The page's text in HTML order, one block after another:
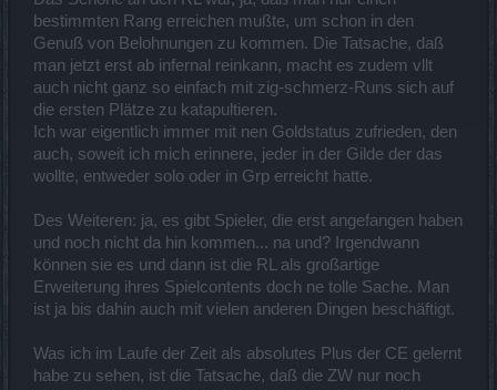
bestimmten Rang erreichen mußte, um schon in den
Genuß von Belohnungen zu kommen. Die Tatsache, daß
man jetzt erst ab infernal reinkann, macht es zudem vllt
auch nicht ganz so einfach mit zig-schmerz-Runs sich auf
die ersten Plätze zu katapultieren.
Ich war eigentlich immer mit nen Goldstatus zufrieden, den
auch, soweit ich mich erinnere, jeder in der Gilde der das
wollte, entweder solo oder in Grp erreicht hatte.
Des Weiteren: ja, es gibt Spieler, die erst angefangen haben
und noch nicht da hin kommen... na und? Irgendwann
können sie es und dann ist die RL als großartige
Erweiterung ihres Spielcontents doch ne tolle Sache. Man
ist ja bis dahin auch mit vielen anderen Dingen beschäftigt.
Was ich im Laufe der Zeit als absolutes Plus der CE gelernt
habe zu sehen, ist die Tatsache, daß die ZW nur noch